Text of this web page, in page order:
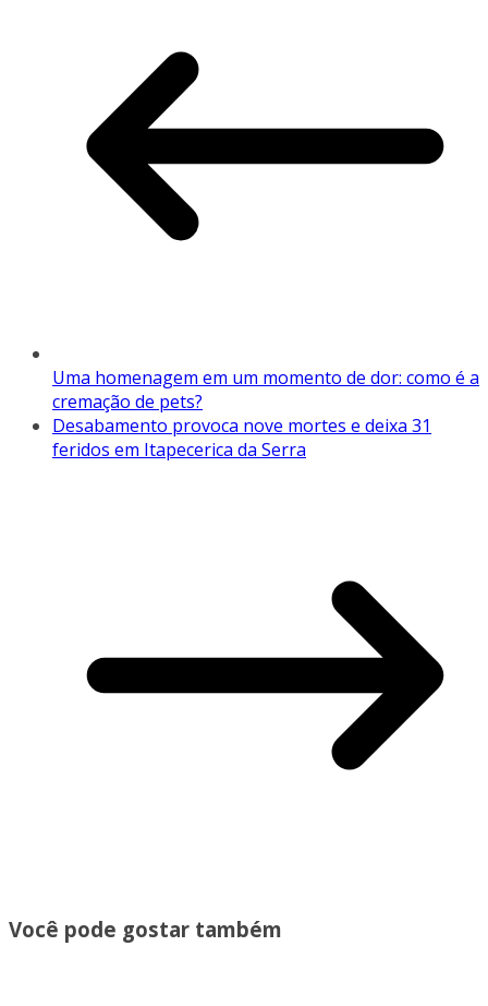
Uma homenagem em um momento de dor: como é a
cremação de pets?
Desabamento provoca nove mortes e deixa 31
feridos em Itapecerica da Serra
Você pode gostar também